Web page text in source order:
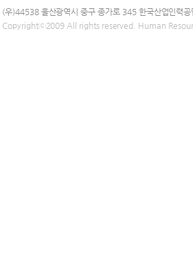
(우)44538 울산광역시 중구 종가로 345 한국산업인력공
Copyrightⓒ2009 All rights reserved. Human